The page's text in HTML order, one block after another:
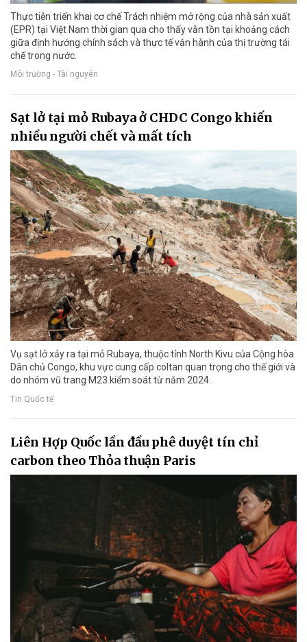
Thực tiễn triển khai cơ chế Trách nhiệm mở rộng của nhà sản xuất
(EPR) tại Việt Nam thời gian qua cho thấy vẫn tồn tại khoảng cách
giữa định hướng chính sách và thực tế vận hành của thị trường tái
chế trong nước.
Môi trường - Tài nguyên
Sạt lở tại mỏ Rubaya ở CHDC Congo khiến
nhiều người chết và mất tích
Vụ sạt lở xảy ra tại mỏ Rubaya, thuộc tỉnh North Kivu của Cộng hòa
Dân chủ Congo, khu vực cung cấp coltan quan trọng cho thế giới và
do nhóm vũ trang M23 kiểm soát từ năm 2024.
Tin Quốc tế
Liên Hợp Quốc lần đầu phê duyệt tín chỉ
carbon theo Thỏa thuận Paris